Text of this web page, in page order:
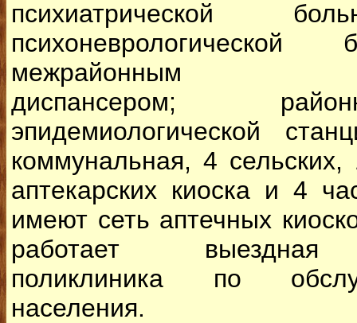
психиатрической
межрайонным
диспансером;
эпидемиологической
коммунальная, 4 сельских,
аптекарских киоска и 4
имеют сеть аптечных
работает выездная
поликлиника по
населения.